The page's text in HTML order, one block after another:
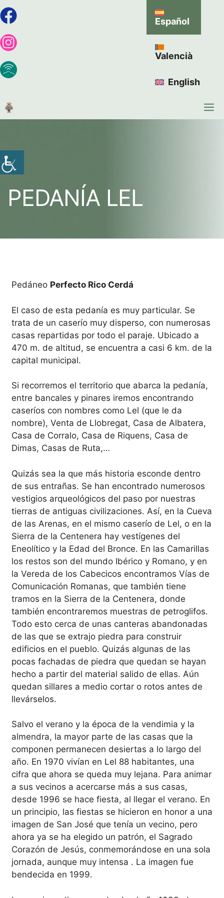
Español
Valencià
English
PEDANÍA LEL
Pedáneo Perfecto Rico Cerdá
El caso de esta pedanía es muy particular. Se
trata de un caserío muy disperso, con numerosas
casas repartidas por todo el paraje. Ubicado a
470 m. de altitud, se encuentra a casi 6 km. de la
capital municipal.
Si recorremos el territorio que abarca la pedanía,
entre bancales y pinares iremos encontrando
caseríos con nombres como Lel (que le da
nombre), Venta de Llobregat, Casa de Albatera,
Casa de Corralo, Casa de Riquens, Casa de
Dimas, Casas de Ruta,…
Quizás sea la que más historia esconde dentro
de sus entrañas. Se han encontrado numerosos
vestigios arqueológicos del paso por nuestras
tierras de antiguas civilizaciones. Así, en la Cueva
de las Arenas, en el mismo caserío de Lel, o en la
Sierra de la Centenera hay vestígenes del
Eneolítico y la Edad del Bronce. En las Camarillas
los restos son del mundo Ibérico y Romano, y en
la Vereda de los Cabecicos encontramos Vías de
Comunicación Romanas, que también tiene
tramos en la Sierra de la Centenera, donde
también encontraremos muestras de petroglifos.
Todo esto cerca de unas canteras abandonadas
de las que se extrajo piedra para construir
edificios en el pueblo. Quizás algunas de las
pocas fachadas de piedra que quedan se hayan
hecho a partir del material salido de ellas. Aún
quedan sillares a medio cortar o rotos antes de
llevárselos.
Salvo el verano y la época de la vendimia y la
almendra, la mayor parte de las casas que la
componen permanecen desiertas a lo largo del
año. En 1970 vivían en Lel 88 habitantes, una
cifra que ahora se queda muy lejana. Para animar
a sus vecinos a acercarse más a sus casas,
desde 1996 se hace fiesta, al llegar el verano. En
un principio, las fiestas se hicieron en honor a una
imagen de San José que tenía un vecino, pero
ahora ya se ha elegido un patrón, el Sagrado
Corazón de Jesús, conmemorándose en una sola
jornada, aunque muy intensa . La imagen fue
bendecida en 1999.